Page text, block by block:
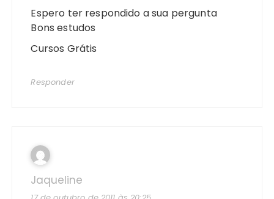
Espero ter respondido a sua pergunta
Bons estudos
Cursos Grátis
Responder
Jaqueline